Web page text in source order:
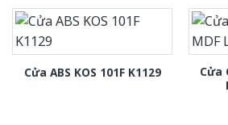
Cửa ABS KOS 101F K1129
Cửa